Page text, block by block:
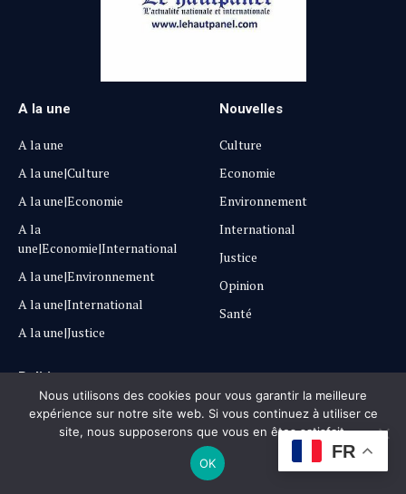
A la une
A la une
A la une|Culture
A la une|Economie
A la
une|Economie|International
A la une|Environnement
A la une|International
A la une|Justice
Nouvelles
Culture
Economie
Environnement
International
Justice
Opinion
Santé
Politique
Politique
Politique|Santé
FR
Nous utilisons des cookies pour vous garantir la meilleure
expérience sur notre site web. Si vous continuez à utiliser ce
site, nous supposerons que vous en êtes satisfait.
OK